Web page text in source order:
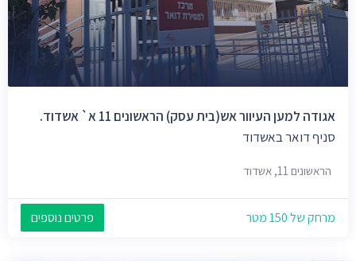
אגודה למען העיוור אש(בית עסק) הראשונים 11 א` אשדוד.
סניף דואר באשדוד
הראשונים 11, אשדוד
מרחק של 150 מטר פרטים נוספים